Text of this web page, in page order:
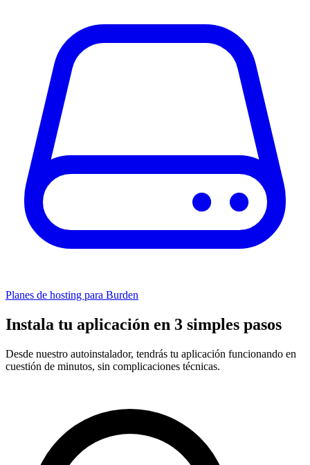
Planes de hosting para Burden
Instala tu aplicación en 3 simples pasos
Desde nuestro autoinstalador, tendrás tu aplicación funcionando en
cuestión de minutos, sin complicaciones técnicas.